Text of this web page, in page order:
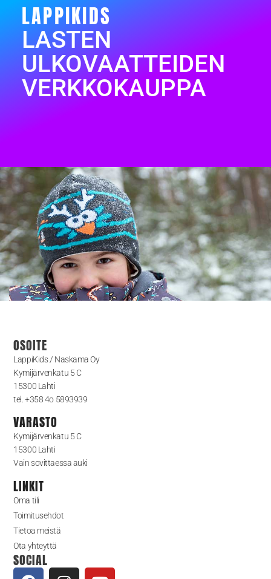
LAPPIKIDS
LASTEN
ULKOVAATTEIDEN
VERKKOKAUPPA
OSOITE
LappiKids / Naskama Oy
Kymijärvenkatu 5 C
15300 Lahti
tel. +358 4o 5893939
VARASTO
Kymijärvenkatu 5 C
15300 Lahti
Vain sovittaessa auki
LINKIT
Oma tili
Toimitusehdot
Tietoa meistä
Ota yhteyttä
SOCIAL